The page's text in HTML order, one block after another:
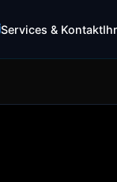
Services & Kontakt